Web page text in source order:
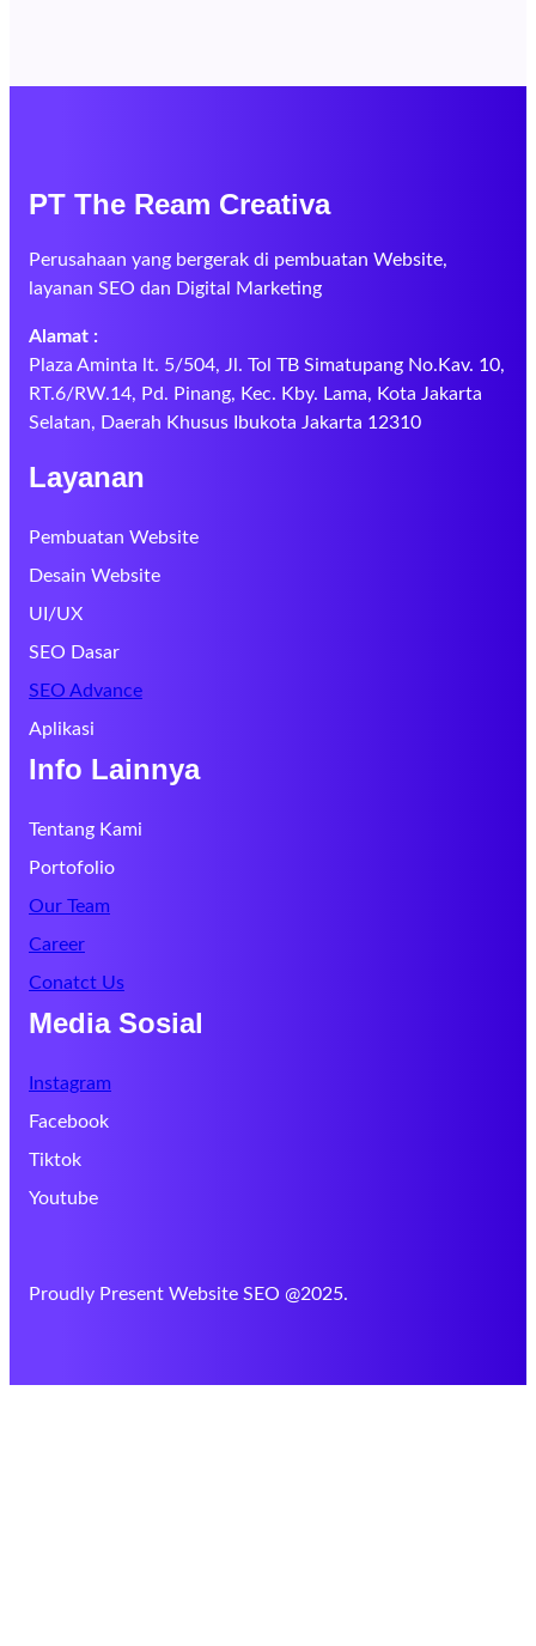
PT The Ream Creativa
Perusahaan yang bergerak di pembuatan Website,
layanan SEO dan Digital Marketing
Alamat :
Plaza Aminta lt. 5/504, Jl. Tol TB Simatupang No.Kav. 10,
RT.6/RW.14, Pd. Pinang, Kec. Kby. Lama, Kota Jakarta
Selatan, Daerah Khusus Ibukota Jakarta 12310
Layanan
Pembuatan Website
Desain Website
UI/UX
SEO Dasar
SEO Advance
Aplikasi
Info Lainnya
Tentang Kami
Portofolio
Our Team
Career
Conatct Us
Media Sosial
Instagram
Facebook
Tiktok
Youtube
Proudly Present Website SEO @2025.